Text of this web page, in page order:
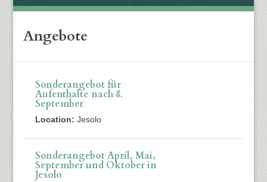
Angebote
Sonderangebot für
Aufenthalte nach 8.
September
Location: Jesolo
Sonderangebot April, Mai,
September und Oktober in
Jesolo